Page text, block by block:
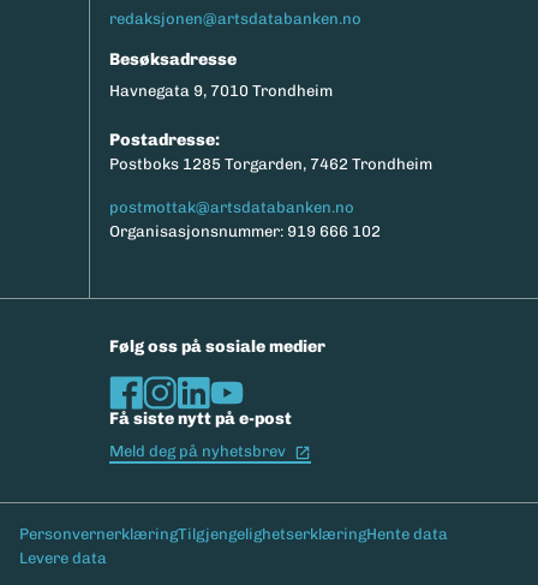
redaksjonen@artsdatabanken.no
Besøksadresse
Havnegata 9, 7010 Trondheim
Postadresse:
Postboks 1285 Torgarden, 7462 Trondheim
postmottak@artsdatabanken.no
Organisasjonsnummer: 919 666 102
Følg oss på sosiale medier
Få siste nytt på e-post
Meld deg på nyhetsbrev
Bunntekst
PersonvernerklæringTilgjengelighetserklæringHente data
Levere data